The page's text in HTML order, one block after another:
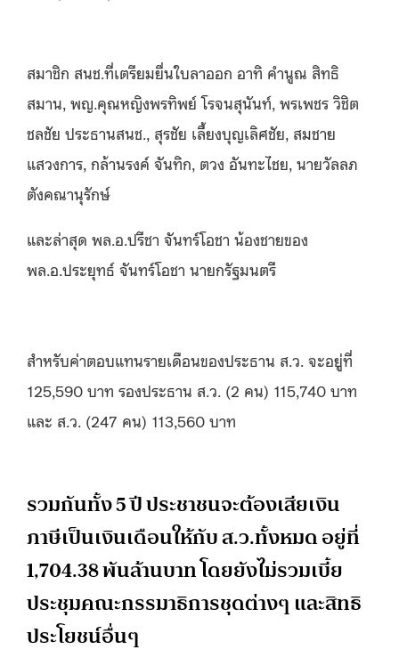
สมาชิก สนช.ที่เตรียมยื่นใบลาออก อาทิ คำนูณ สิทธิ
สมาน, พญ.คุณหญิงพรทิพย์ โรจนสุนันท์, พรเพชร วิชิต
ชลชัย ประธานสนช., สุรชัย เลี้ยงบุญเลิศชัย, สมชาย
แสวงการ, กล้านรงค์ จันทิก, ตวง อันทะไชย, นายวัลลภ
ตังคณานุรักษ์
และล่าสุด พล.อ.ปรีชา จันทร์โอชา น้องชายของ
พล.อ.ประยุทธ์ จันทร์โอชา นายกรัฐมนตรี
สำหรับค่าตอบแทนรายเดือนของประธาน ส.ว. จะอยู่ที่
125,590 บาท รองประธาน ส.ว. (2 คน) 115,740 บาท
และ ส.ว. (247 คน) 113,560 บาท
รวมกันทั้ง 5 ปี ประชาชนจะต้องเสียเงิน
ภาษีเป็นเงินเดือนให้กับ ส.ว.ทั้งหมด อยู่ที่
1,704.38 พันล้านบาท โดยยังไม่รวมเบี้ย
ประชุมคณะกรรมาธิการชุดต่างๆ และสิทธิ
ประโยชน์อื่นๆ